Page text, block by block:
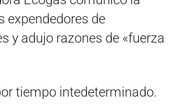
expendedores de
y adujo razones de «fuerza
tiempo intedeterminado.